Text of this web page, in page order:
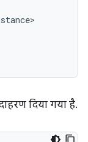
>
दिया गया है.